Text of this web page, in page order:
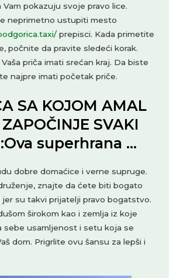
pokazuju svoje pravo lice.
neprimetno ustupiti mesto
prepisci. Kada primetite
počnite da pravite sledeći korak.
priča imati srećan kraj. Da biste
najpre imati početak priče.
SA KOJOM AMAL
SVAKI
superhrana …
dobre domaćice i verne supruge.
znajte da ćete biti bogato
jer su takvi prijatelji pravo bogatstvo.
širokom kao i zemlja iz koje
sebe usamljenost i setu koja se
dom. Prigrlite ovu šansu za lepši i